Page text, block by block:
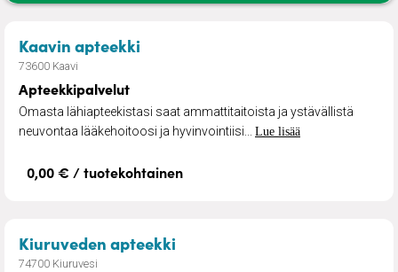
Kaavin apteekki
73600 Kaavi
Apteekkipalvelut
Omasta lähiapteekistasi saat ammattitaitoista ja ystävällistä
neuvontaa lääkehoitoosi ja hyvinvointiisi... Lue lisää
0,00 € / tuotekohtainen
Kiuruveden apteekki
74700 Kiuruvesi